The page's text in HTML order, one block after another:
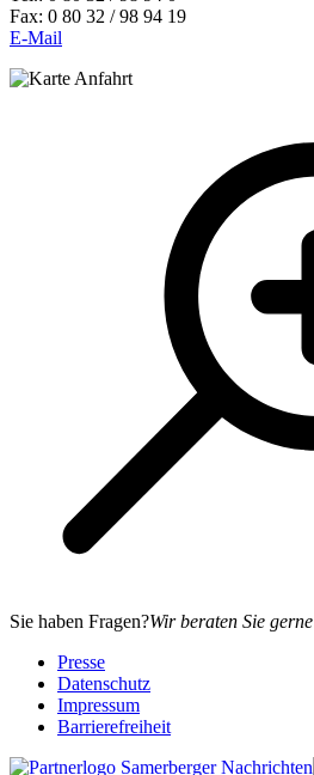
Fax: 0 80 32 / 98 94 19
E-Mail
Sie haben Fragen?Wir beraten Sie gerne
Presse
Datenschutz
Impressum
Barrierefreiheit